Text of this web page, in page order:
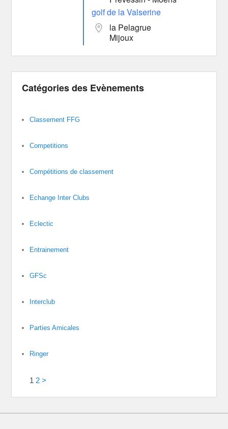
golf de la Valserine
la Pelagrue
Mijoux
Catégories des Evènements
Classement FFG
Competitions
Compétitions de classement
Echange Inter Clubs
Eclectic
Entrainement
GFSc
Interclub
Parties Amicales
Ringer
1 2 >